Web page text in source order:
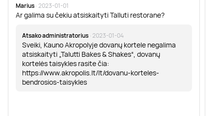
Marius · 2023-01-01
Ar galima su čekiu atsiskaityti Talluti restorane?
Atsako administratorius · 2023-01-04
Sveiki, Kauno Akropolyje dovanų kortele negalima
atsiskaityti „Talutti Bakes & Shakes“, dovanų
kortelės taisykles rasite čia:
https://www.akropolis.lt/lt/dovanu-korteles-
bendrosios-taisykles